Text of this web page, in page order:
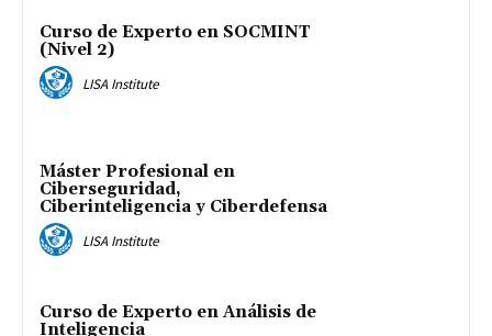
Curso de Experto en SOCMINT
(Nivel 2)
LISA Institute
Máster Profesional en
Ciberseguridad,
Ciberinteligencia y Ciberdefensa
LISA Institute
Curso de Experto en Análisis de
Inteligencia